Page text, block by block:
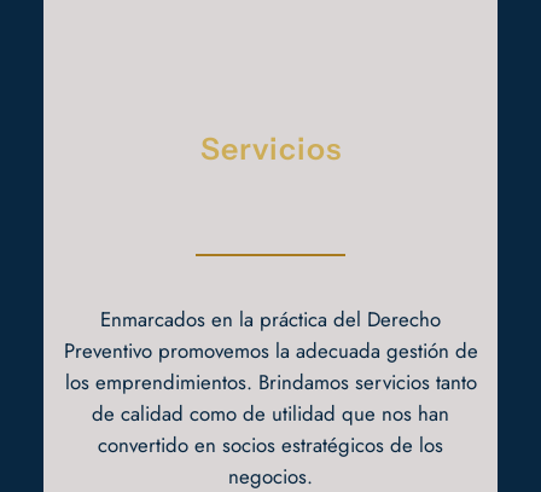
Servicios
Enmarcados en la práctica del Derecho
Preventivo promovemos la adecuada gestión de
los emprendimientos. Brindamos servicios tanto
de calidad como de utilidad que nos han
convertido en socios estratégicos de los
negocios.